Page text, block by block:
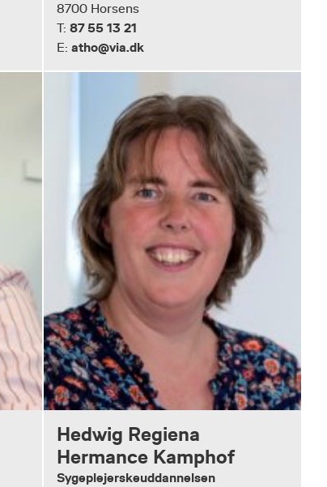
8700 Horsens
T: 87 55 13 21
E: atho@via.dk
Hedwig Regiena
Hermance Kamphof
Sygeplejerskeuddannelsen